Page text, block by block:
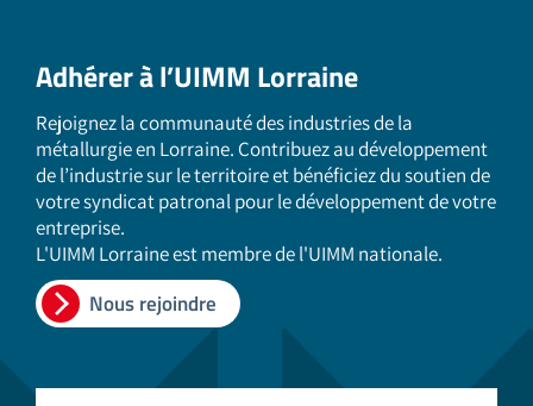
Adhérer à l’UIMM Lorraine
Rejoignez la communauté des industries de la
métallurgie en Lorraine. Contribuez au développement
de l’industrie sur le territoire et bénéficiez du soutien de
votre syndicat patronal pour le développement de votre
entreprise.
L'UIMM Lorraine est membre de l'UIMM nationale.
Nous rejoindre